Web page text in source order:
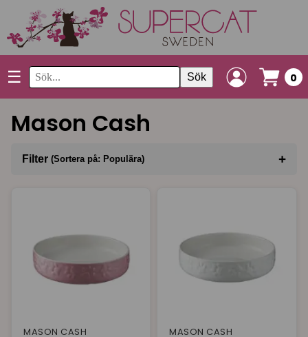
☰ Sök 0
Mason Cash
Filter (Sortera på: Populära) +
MASON CASH MASON CASH